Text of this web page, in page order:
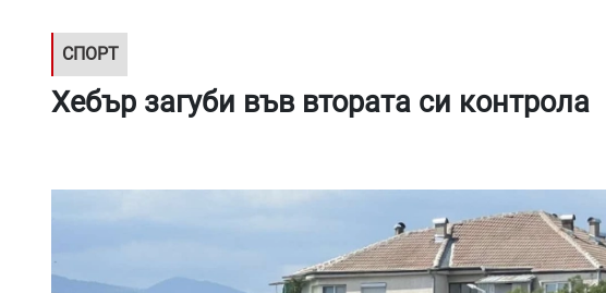
СПОРТ
Хебър загуби във втората си контрола